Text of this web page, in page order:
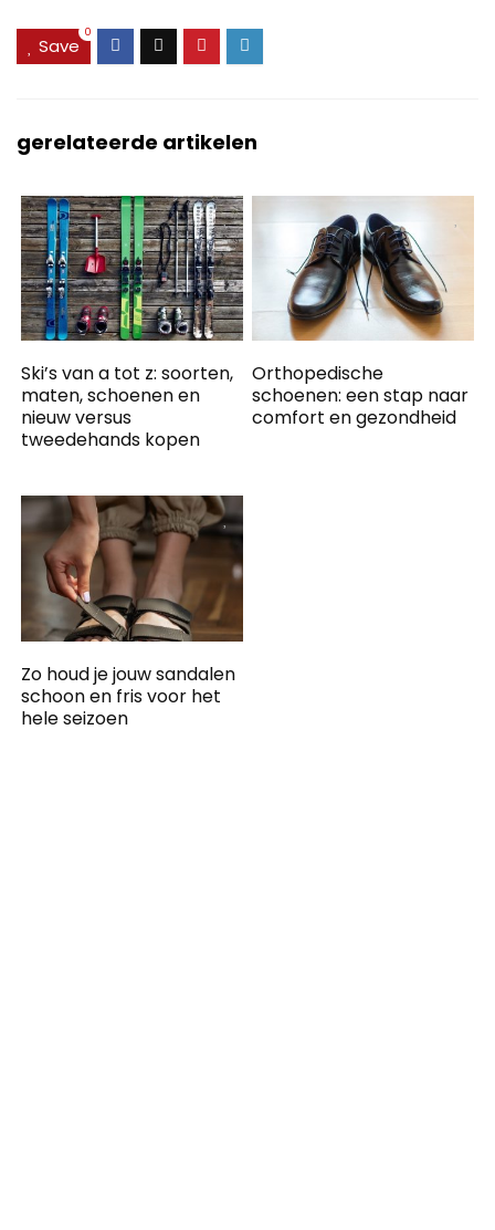
Save
0
gerelateerde artikelen
Ski’s van a tot z: soorten,
maten, schoenen en
nieuw versus
tweedehands kopen
Orthopedische
schoenen: een stap naar
comfort en gezondheid
Zo houd je jouw sandalen
schoon en fris voor het
hele seizoen